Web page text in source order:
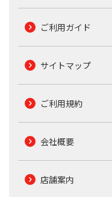
ご利用ガイド
サイトマップ
ご利用規約
会社概要
店舗案内